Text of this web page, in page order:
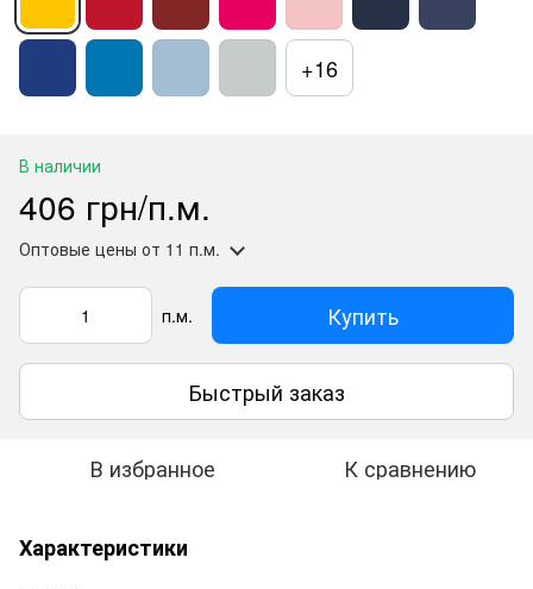
+16
В наличии
406 грн/п.м.
Оптовые цены от 11 п.м.
п.м. Купить
Быстрый заказ
В избранное К сравнению
Характеристики